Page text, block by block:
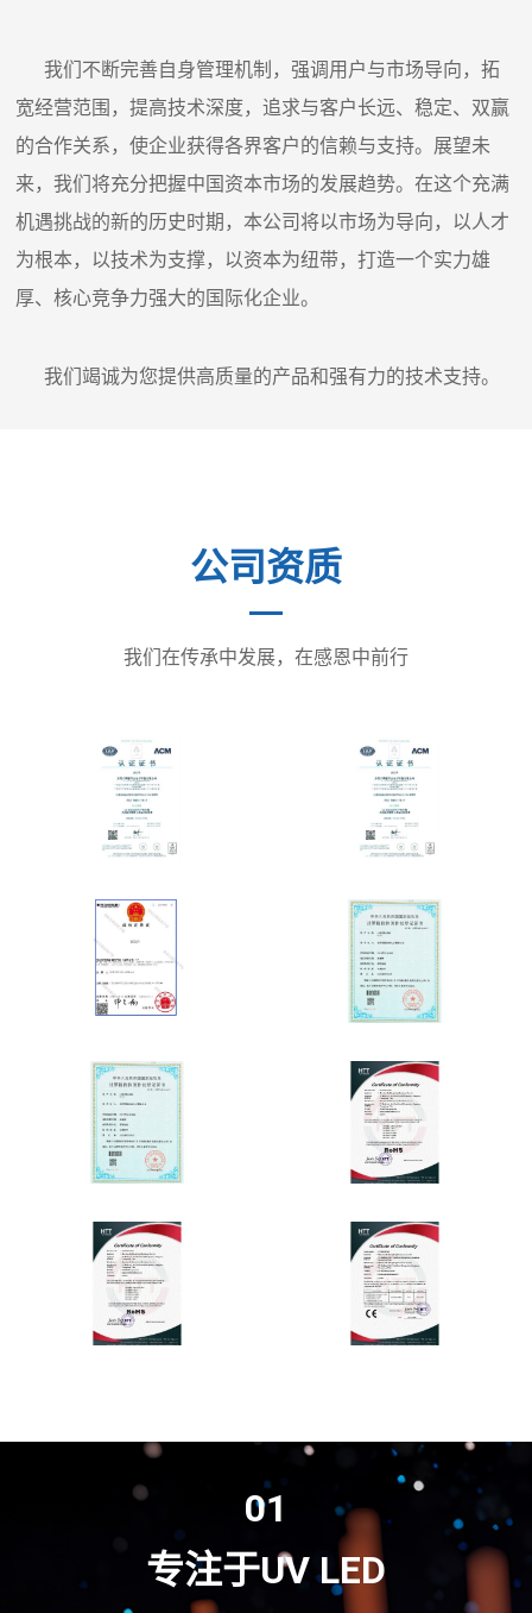
我们不断完善自身管理机制，强调用户与市场导向，拓
宽经营范围，提高技术深度，追求与客户长远、稳定、双赢
的合作关系，使企业获得各界客户的信赖与支持。展望未
来，我们将充分把握中国资本市场的发展趋势。在这个充满
机遇挑战的新的历史时期，本公司将以市场为导向，以人才
为根本，以技术为支撑，以资本为纽带，打造一个实力雄
厚、核心竞争力强大的国际化企业。
我们竭诚为您提供高质量的产品和强有力的技术支持。
公司资质
我们在传承中发展，在感恩中前行
01
专注于UV LED